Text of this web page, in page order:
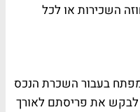
השכירות או לכל
בעבור השכרת הנכס
לבקש את פריסתם לאורך